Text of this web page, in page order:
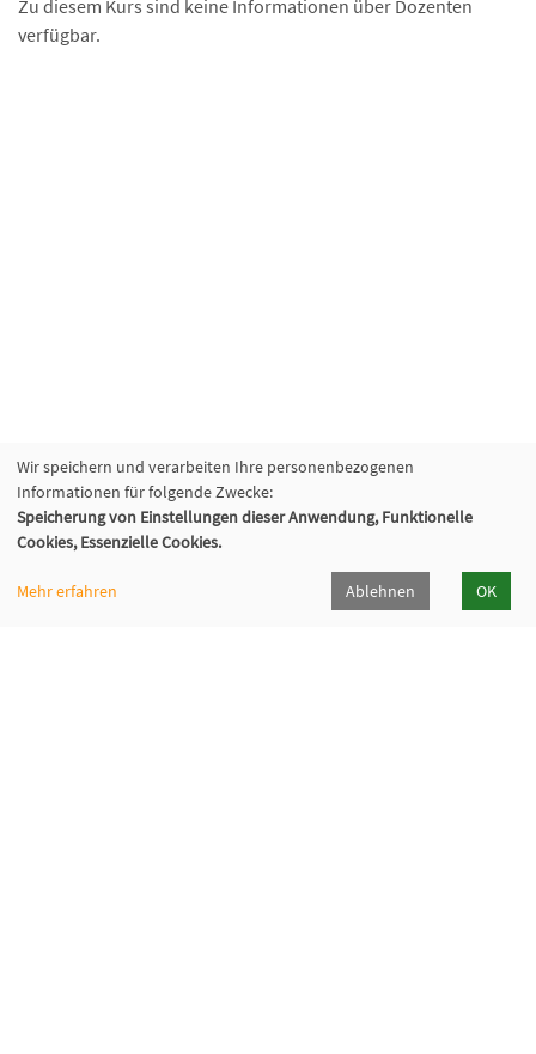
Zu diesem Kurs sind keine Informationen über Dozenten
verfügbar.
Wir speichern und verarbeiten Ihre personenbezogenen
Informationen für folgende Zwecke:
Speicherung von Einstellungen dieser Anwendung, Funktionelle
Cookies, Essenzielle Cookies.
Mehr erfahren Ablehnen OK